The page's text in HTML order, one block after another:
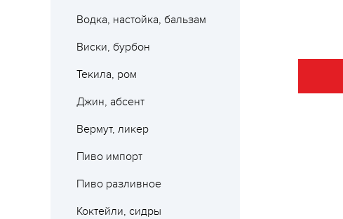
Водка, настойка, бальзам
Виски, бурбон
Текила, ром
Джин, абсент
Вермут, ликер
Пиво импорт
Пиво разливное
Коктейли, сидры